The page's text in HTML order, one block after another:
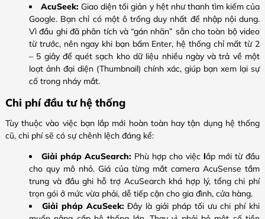
AcuSeek: Giao diện tối giản y hệt như thanh tìm kiếm của
Google. Bạn chỉ có một ô trống duy nhất để nhập nội dung.
Vì đầu ghi đã phân tích và “gán nhãn” sẵn cho toàn bộ video
từ trước, nên ngay khi bạn bấm Enter, hệ thống chỉ mất từ 2
– 5 giây để quét sạch kho dữ liệu nhiều ngày và trả về một
loạt ảnh đại diện (Thumbnail) chính xác, giúp bạn xem lại sự
cố trong nháy mắt.
Chi phí đầu tư hệ thống
Tùy thuộc vào việc bạn lắp mới hoàn toàn hay tận dụng hệ thống
cũ, chi phí sẽ có sự chênh lệch đáng kể:
Giải pháp AcuSearch: Phù hợp cho việc lắp mới từ đầu
cho quy mô nhỏ. Giá của từng mắt camera AcuSense tầm
trung và đầu ghi hỗ trợ AcuSearch khá hợp lý, tổng chi phí
trọn gói ở mức vừa phải, dễ tiếp cận cho gia đình, cửa hàng.
Giải pháp AcuSeek: Đây là giải pháp tối ưu chi phí khi